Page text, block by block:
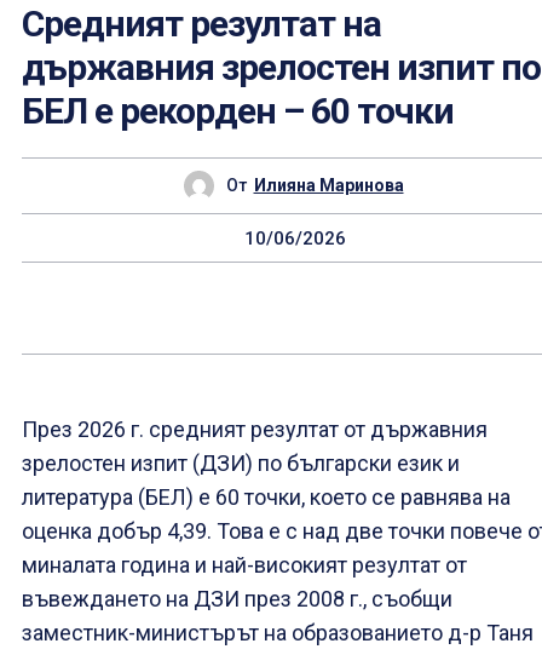
Средният резултат на
държавния зрелостен изпит по
БЕЛ е рекорден – 60 точки
От Илияна Маринова
10/06/2026
През 2026 г. средният резултат от държавния
зрелостен изпит (ДЗИ) по български език и
литература (БЕЛ) е 60 точки, което се равнява на
оценка добър 4,39. Това е с над две точки повече
миналата година и най-високият резултат от
въвеждането на ДЗИ през 2008 г., съобщи
заместник-министърът на образованието д-р Таня